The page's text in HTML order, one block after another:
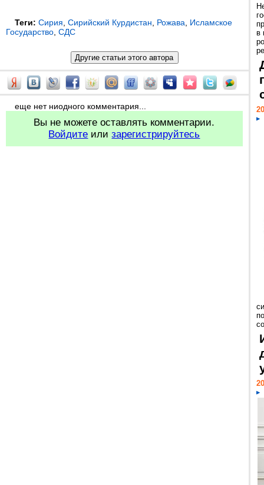
Теги: Сирия Сирийский Курдистан Рожава
Исламское
Государство СДС
еще нет ниодного комментария...
Вы не можете оставлять комментарии.
Войдите илизарегистрируйтесь
в